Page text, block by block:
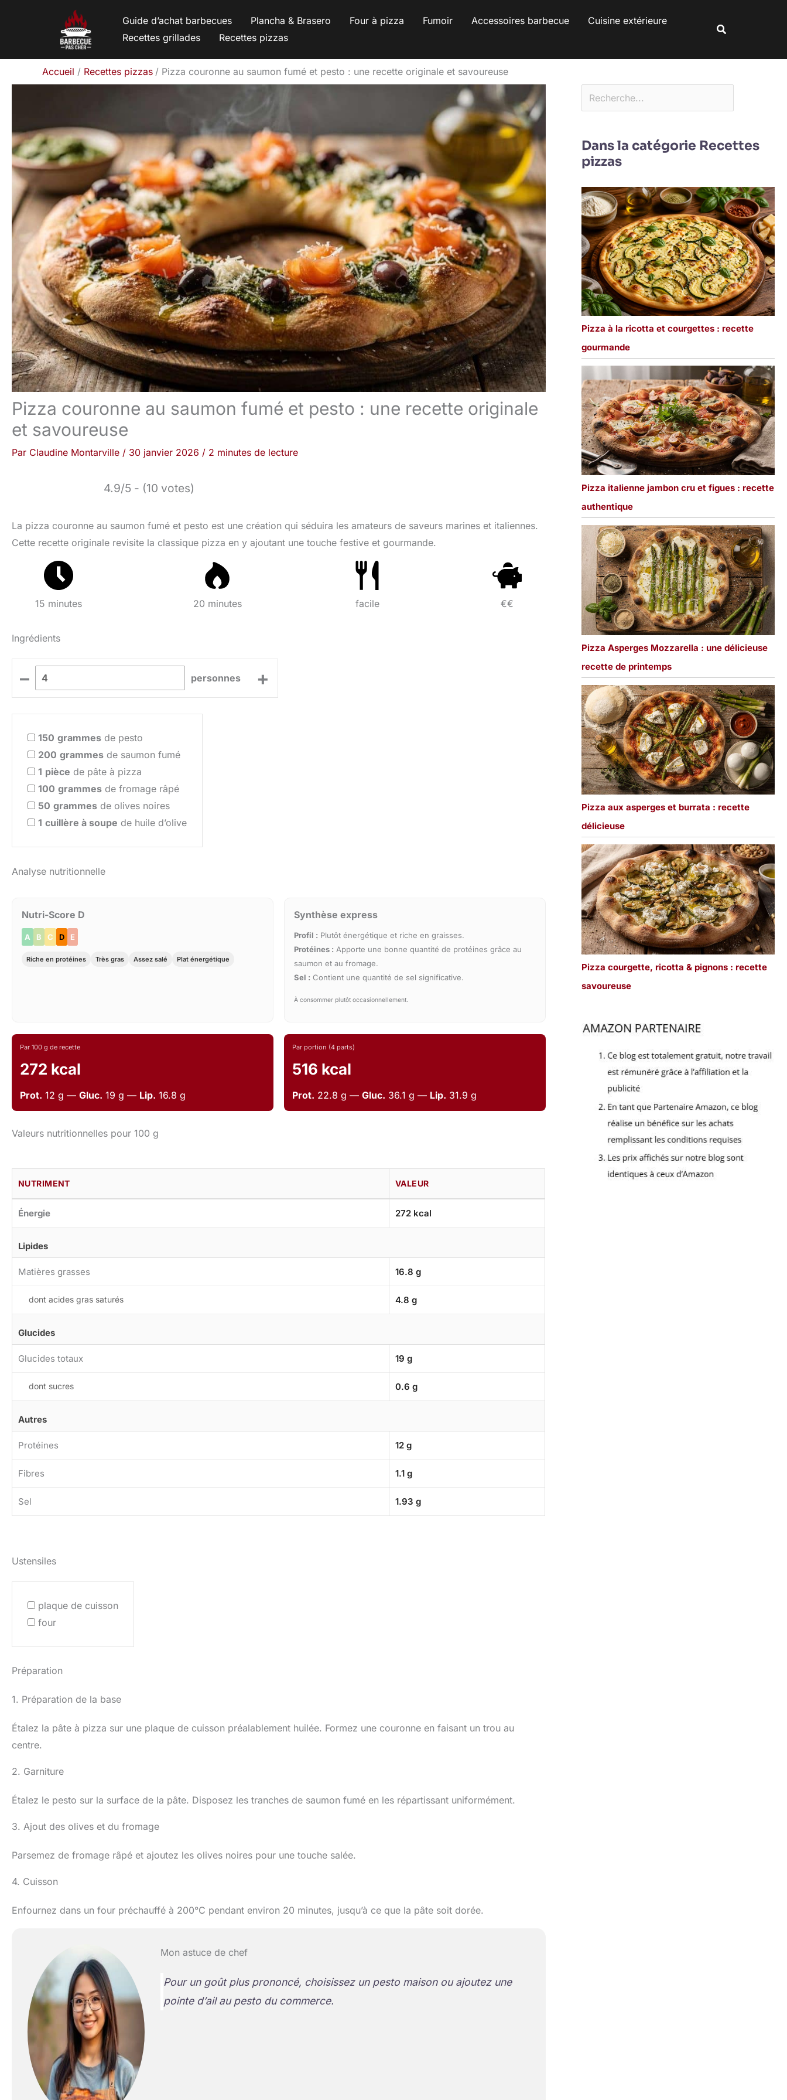
Guide d’achat barbecues Plancha & Brasero Four à pizza Fumoir Accessoires barbecue
Cuisine extérieure
Recettes grillades
Recettes pizzas
Rechercher
Accueil Recettes pizzas Pizza couronne au saumon fumé et pesto : une recette originale et savoureuse
Pizza couronne au saumon fumé et pesto : une recette originale
et savoureuse
Par Claudine Montarville / 30 janvier 2026 / 2 minutes de lecture
4.9/5 - (10 votes)
La pizza couronne au saumon fumé et pesto est une création qui séduira les amateurs de saveurs marines et italiennes.
Cette recette originale revisite la classique pizza en y ajoutant une touche festive et gourmande.
15 minutes 20 minutes facile €€
Ingrédients
– personnes +
150 grammes de pesto
200 grammes de saumon fumé
1 pièce de pâte à pizza
100 grammes de fromage râpé
50 grammes de olives noires
1 cuillère à soupe de huile d’olive
Analyse nutritionnelle
Nutri-Score D
A B C D E
Riche en protéines Très gras Assez salé Plat énergétique
Synthèse express
Profil : Plutôt énergétique et riche en graisses.
Protéines : Apporte une bonne quantité de protéines grâce au
saumon et au fromage.
Sel : Contient une quantité de sel significative.
À consommer plutôt occasionnellement.
Par 100 g de recette
272 kcal
Prot. 12 g — Gluc. 19 g — Lip. 16.8 g
Par portion (4 parts)
516 kcal
Prot. 22.8 g —Gluc. 36.1 g — Lip. 31.9 g
Valeurs nutritionnelles pour 100 g
NUTRIMENT VALEUR
Énergie 272 kcal
Lipides
Matières grasses 16.8 g
dont acides gras saturés 4.8 g
Glucides
Glucides totaux 19 g
dont sucres 0.6 g
Autres
Protéines 12 g
Fibres 1.1 g
Sel 1.93 g
Ustensiles
plaque de cuisson
four
Préparation
1. Préparation de la base
Étalez la pâte à pizza sur une plaque de cuisson préalablement huilée. Formez une couronne en faisant un trou au
centre.
2. Garniture
Étalez le pesto sur la surface de la pâte. Disposez les tranches de saumon fumé en les répartissant uniformément.
3. Ajout des olives et du fromage
Parsemez de fromage râpé et ajoutez les olives noires pour une touche salée.
4. Cuisson
Enfournez dans un four préchauffé à 200°C pendant environ 20 minutes, jusqu’à ce que la pâte soit dorée.
Mon astuce de chef
Pour un goût plus prononcé, choisissez un pesto maison ou ajoutez une
pointe d’ail au pesto du commerce.
Dans la catégorie Recettes
pizzas
Pizza à la ricotta et courgettes : recette
gourmande
Pizza italienne jambon cru et figues : recette
authentique
Pizza Asperges Mozzarella : une délicieuse
recette de printemps
Pizza aux asperges et burrata : recette
délicieuse
Pizza courgette, ricotta & pignons : recette
savoureuse